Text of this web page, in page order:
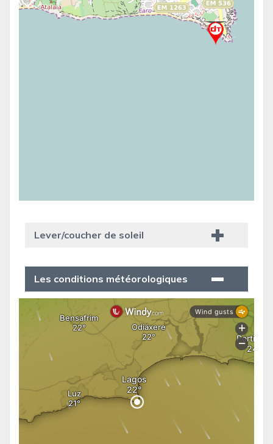
Lever/coucher de soleil
Les conditions météorologiques